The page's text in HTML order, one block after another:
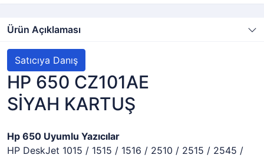
Ürün Açıklaması
Satıcıya Danış
HP 650 CZ101AE
SİYAH KARTUŞ
Hp 650 Uyumlu Yazıcılar
HP DeskJet 1015 / 1515 / 1516 / 2510 / 2515 / 2545 /